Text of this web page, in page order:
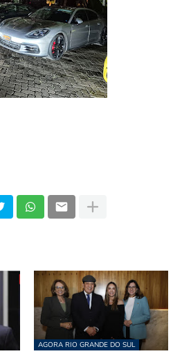
AGORA RIO GRANDE DO SUL